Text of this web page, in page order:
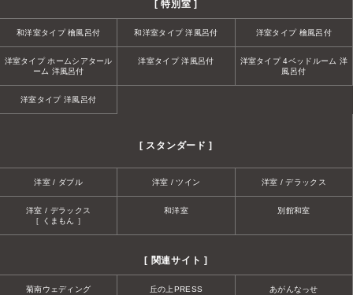
[ 特別室 ]
和洋室タイプ 檜風呂付 和洋室タイプ 洋風呂付 洋室タイプ 檜風呂付
洋室タイプ ホームシアタール
ーム 洋風呂付
洋室タイプ 洋風呂付
洋室タイプ 4ベッドルーム 洋
風呂付
洋室タイプ 洋風呂付
[ スタンダード ]
洋室 / ダブル 洋室 / ツイン 洋室 / デラックス
洋室 / デラックス
［ くまもん ］
和洋室 別館和室
[ 関連サイト ]
菊南ウェディング 丘の上PRESS あがんなっせ